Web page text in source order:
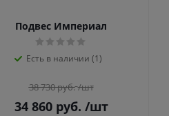
Подвес Империал
Есть в наличии (1)
38 730руб. /шт
34 860руб. /шт